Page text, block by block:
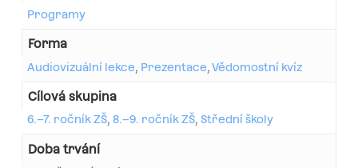
Programy
Forma
Audiovizuální lekce, Prezentace, Vědomostní kvíz
Cílová skupina
6.–7. ročník ZŠ, 8.–9. ročník ZŠ, Střední školy
Doba trvání